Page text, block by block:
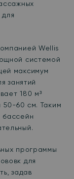
Wellis
системой
максимум
занятий
180 м³
50-60 см.
Таким
бассейн
программы
для
задав